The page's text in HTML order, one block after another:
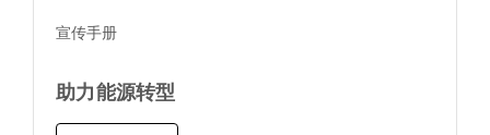
宣传手册
助力能源转型